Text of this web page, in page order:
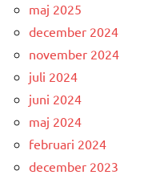
maj 2025
december 2024
november 2024
juli 2024
juni 2024
maj 2024
februari 2024
december 2023